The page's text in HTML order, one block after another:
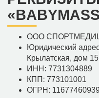
ООО
Юридический
Крылатская, дом 15
ИНН: 7731304889
КПП: 773101001
ОГРН: